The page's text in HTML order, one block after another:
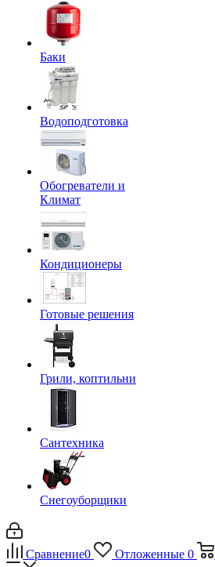
Баки
Водоподготовка
Обогреватели и
Климат
Кондиционеры
Готовые решения
Грили, коптильни
Сантехника
Снегоуборщики
Сравнение0 Отложенные 0